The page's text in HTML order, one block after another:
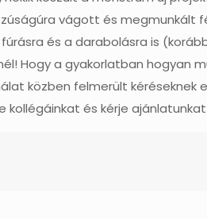
vágott és
és a darabolásra is
Hogy a gyakorlatban hogyan
közben felmerült
kollégáinkat és kérje